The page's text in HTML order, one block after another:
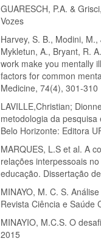
GUARESCH, P.A. &
Vozes
Harvey, S. B., Modini,
Mykletun, A., Bryant, R.
work make you mentally
factors for common
Medicine, 74(4), 301-310
LAVILLE,Christian;
metodologia da
Belo Horizonte: Editora
MARQUES, L.S et al. A
relações interpessoais
educação. Dissertação
MINAYO, M. C. S.
Revista Ciência e Saúde
MINAYIO, M.C.S. O
2015